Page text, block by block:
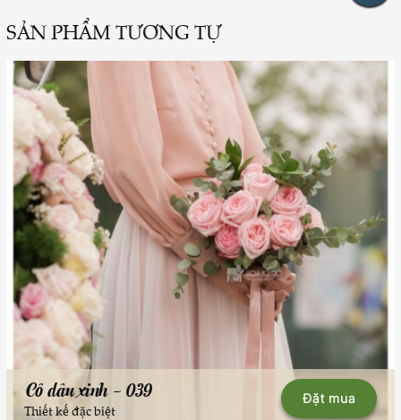
SẢN PHẨM TƯƠNG TỰ
Cô dâu xinh - 039 Đặt mua
Thiết kế đặc biệt